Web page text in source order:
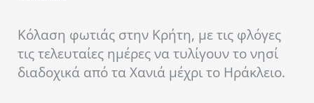
Κόλαση φωτιάς στην Κρήτη, με τις φλόγες
τις τελευταίες ημέρες να τυλίγουν το νησί
διαδοχικά από τα Χανιά μέχρι το Ηράκλειο.